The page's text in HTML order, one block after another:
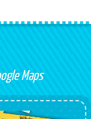
Maps